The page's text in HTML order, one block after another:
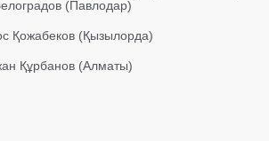
(Павлодар)
Қожабеков (Қызылорда)
Құрбанов (Алматы)